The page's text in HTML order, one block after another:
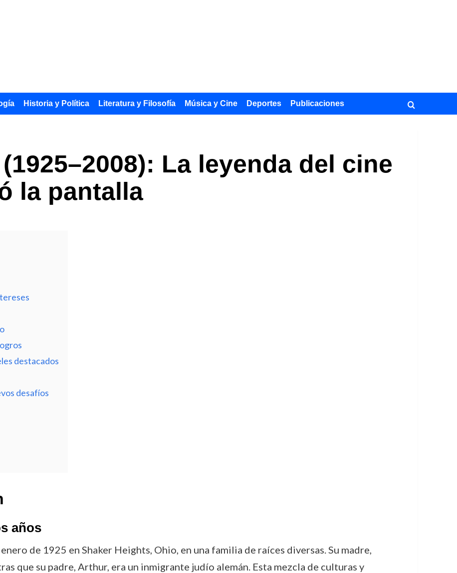
Historia y Política Literatura y Filosofía Música y Cine Deportes Publicaciones
La leyenda del cine
la pantalla
destacados
desafíos
años
de 1925 en Shaker Heights, Ohio, en una familia de raíces diversas. Su madre,
que su padre, Arthur, era un inmigrante judío alemán. Esta mezcla de culturas y